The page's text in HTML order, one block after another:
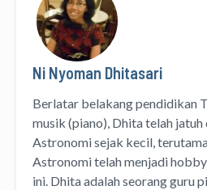
Ni Nyoman Dhitasari
Berlatar belakang pendidikan
musik (piano), Dhita telah jatuh
Astronomi sejak kecil,
Astronomi telah menjadi
ini. Dhita adalah seorang guru